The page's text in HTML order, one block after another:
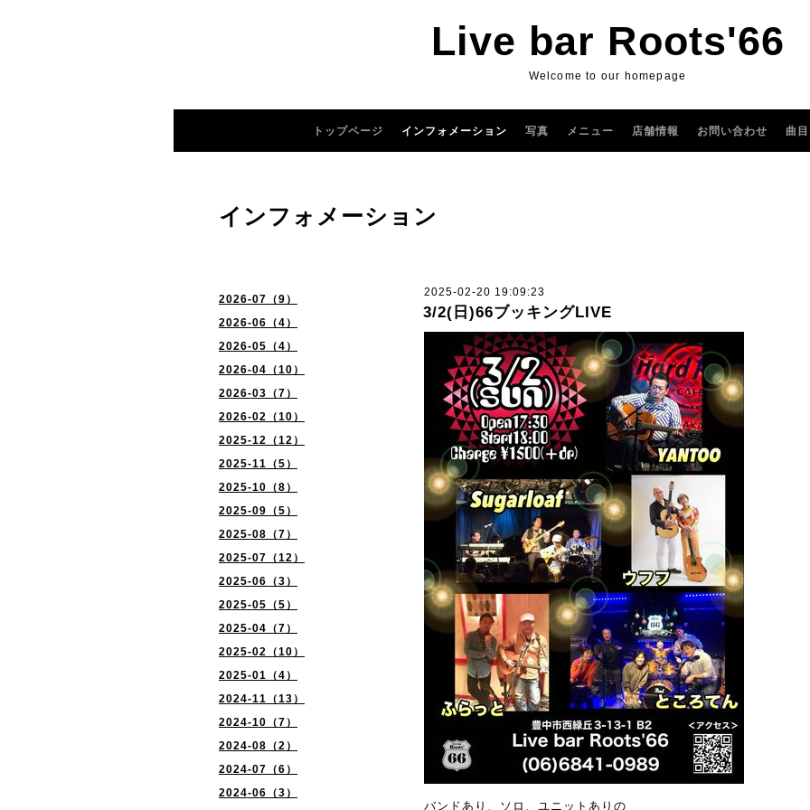
Live bar Roots'66
Welcome to our homepage
トップページ インフォメーション 写真 メニュー 店舗情報 お問い合わせ 曲
2026-07（9）
2026-06（4）
2026-05（4）
2026-04（10）
2026-03（7）
2026-02（10）
2025-12（12）
2025-11（5）
2025-10（8）
2025-09（5）
2025-08（7）
2025-07（12）
2025-06（3）
2025-05（5）
2025-04（7）
2025-02（10）
2025-01（4）
2024-11（13）
2024-10（7）
2024-08（2）
2024-07（6）
2024-06（3）
インフォメーション
2025-02-20 19:09:23
3/2(日)66ブッキングLIVE
バンドあり、ソロ、ユニットありの